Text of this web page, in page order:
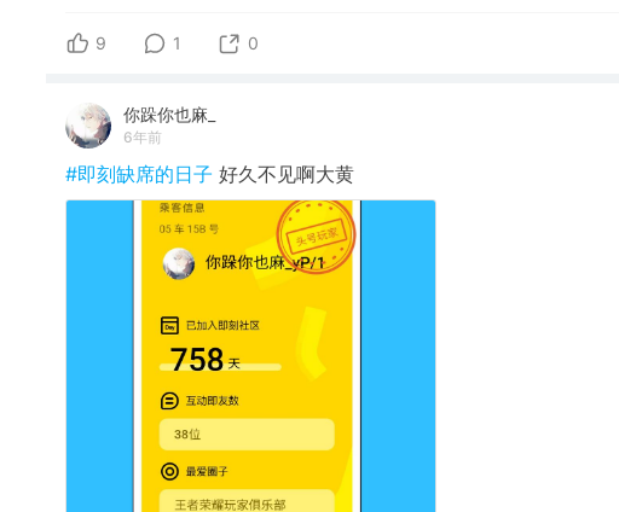
9 1 0
你跺你也麻_
6年前
#即刻缺席的日子 好久不见啊大黄